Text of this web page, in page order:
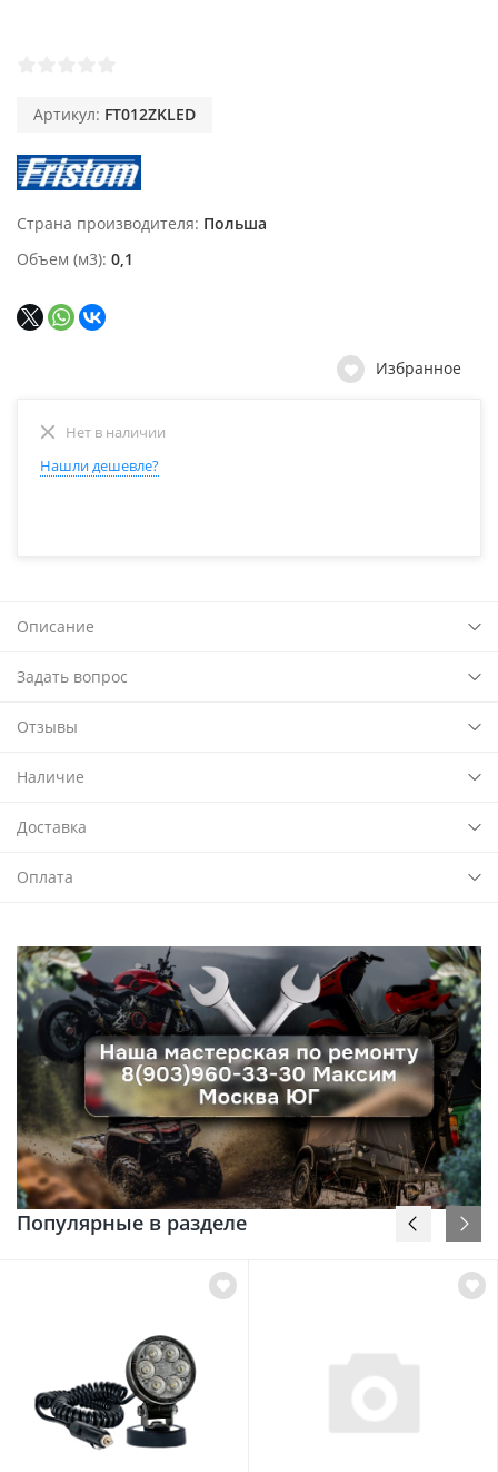
Артикул: FT012ZKLED
Страна производителя Польша
Объем (м3) 0,1
Избранное
Нет в наличии
Нашли дешевле?
Описание
Задать вопрос
Отзывы
Наличие
Доставка
Оплата
Популярные в разделе